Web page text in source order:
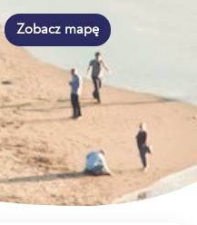
Zobacz mapę